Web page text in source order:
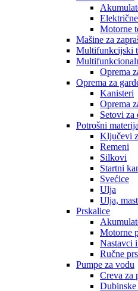
Motorne
Mašine za
Multifunkcijski
Oprema
Oprema za
Kanisteri
Oprema
Setovi za
Potrošni
Ključevi
Remeni
Silkovi
Startni
Svećice
Ulja
Ulja,
Prskalice
Motorne
Nastavci
Ručne
Pumpe za vodu
Creva za
Dubinske